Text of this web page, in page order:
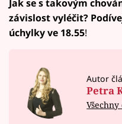
Jak se s takovým
závislost vyléčit?
úchylky ve 18.55!
Autor
Petra